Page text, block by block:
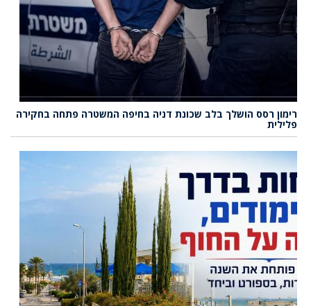
רימון רסס הושלך בלב שכונת דניה בחיפה המשטרה פתחה בחקירה
פלילית